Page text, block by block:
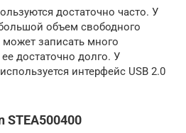
достаточно часто. У
объем свободного
записать много
достаточно долго. У
интерфейс USB 2.0
STEA500400